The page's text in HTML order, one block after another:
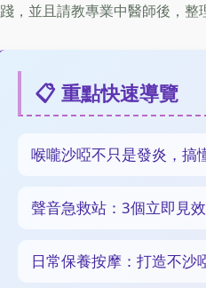
踐，並且請教專業中醫師後，整
📋 重點快速導覽
喉嚨沙啞不只是發炎，搞
聲音急救站：3個立即見
日常保養按摩：打造不沙